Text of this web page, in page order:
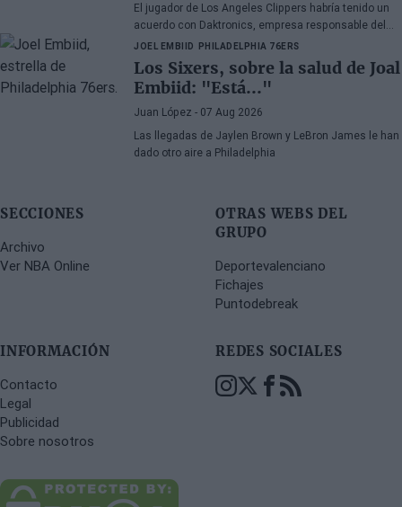
El jugador de Los Angeles Clippers habría tenido un
acuerdo con Daktronics, empresa responsable del
videomarcador del Intuit Dome
JOEL EMBIID PHILADELPHIA 76ERS
Los Sixers, sobre la salud de Joal
Embiid: "Está..."
Juan López - 07 Aug 2026
Las llegadas de Jaylen Brown y LeBron James le han
dado otro aire a Philadelphia
SECCIONES
Archivo
Ver NBA Online
OTRAS WEBS DEL
GRUPO
Deportevalenciano
Fichajes
Puntodebreak
INFORMACIÓN
Contacto
Legal
Publicidad
Sobre nosotros
REDES SOCIALES